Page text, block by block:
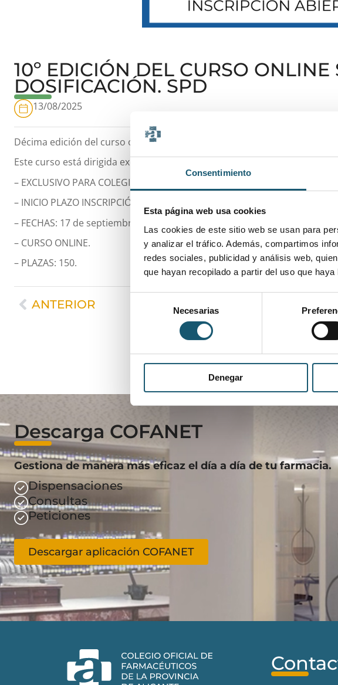
Consentimiento
Esta página web usa cookies
Las cookies de este sitio web se usan para
y analizar el tráfico. Además, compartimos
redes sociales, publicidad y análisis web,
que hayan recopilado a partir del uso que
consentimiento
Necesarias
Denegar
10º EDICIÓN DEL CURSO
DOSIFICACIÓN. SPD
13/08/2025
Décima edición del curso online de SPD organizada por el COFA dirigido
Este curso está dirigida exclusivamente a colegiados y se ha solicitado
– EXCLUSIVO PARA COLEGIADOS.
– INICIO PLAZO INSCRIPCIÓN: 2 de septiembre de 2025
– FECHAS: 17 de septiembre – 17 de diciembre 2025
– CURSO ONLINE.
– PLAZAS: 150.
ANTERIOR
Descarga COFANET
Gestiona de manera más eficaz el día a día de tu farmacia.
Dispensaciones
Consultas
Peticiones
Descargar aplicación COFANET